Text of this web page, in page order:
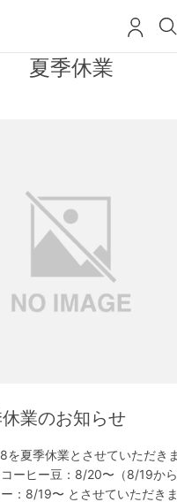
夏季休業
業のお知らせ
夏季休業とさせていただき
ーヒー豆：8/20〜（8/19か
：8/19〜 とさせていただき